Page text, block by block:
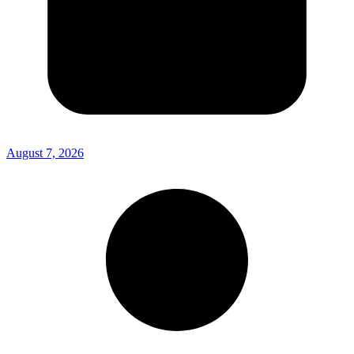
August 7, 2026